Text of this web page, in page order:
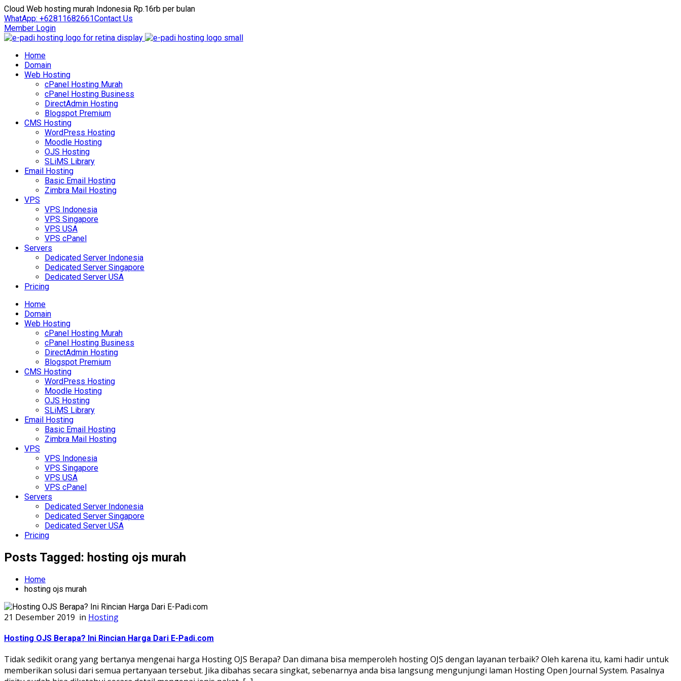
Cloud Web hosting murah Indonesia Rp.16rb per bulan
WhatApp: +62811682661Contact Us
Member Login
Home
Domain
Web Hosting
cPanel Hosting Murah
cPanel Hosting Business
DirectAdmin Hosting
Blogspot Premium
CMS Hosting
WordPress Hosting
Moodle Hosting
OJS Hosting
SLiMS Library
Email Hosting
Basic Email Hosting
Zimbra Mail Hosting
VPS
VPS Indonesia
VPS Singapore
VPS USA
VPS cPanel
Servers
Dedicated Server Indonesia
Dedicated Server Singapore
Dedicated Server USA
Pricing
Home
Domain
Web Hosting
cPanel Hosting Murah
cPanel Hosting Business
DirectAdmin Hosting
Blogspot Premium
CMS Hosting
WordPress Hosting
Moodle Hosting
OJS Hosting
SLiMS Library
Email Hosting
Basic Email Hosting
Zimbra Mail Hosting
VPS
VPS Indonesia
VPS Singapore
VPS USA
VPS cPanel
Servers
Dedicated Server Indonesia
Dedicated Server Singapore
Dedicated Server USA
Pricing
Posts Tagged: hosting ojs murah
Home
hosting ojs murah
21 Desember 2019 in Hosting
Hosting OJS Berapa? Ini Rincian Harga Dari E-Padi.com
Tidak sedikit orang yang bertanya mengenai harga Hosting OJS Berapa? Dan dimana bisa memperoleh hosting OJS dengan layanan terbaik? Oleh karena itu, kami hadir untuk
memberikan solusi dari semua pertanyaan tersebut. Jika dibahas secara singkat, sebenarnya anda bisa langsung mengunjungi laman Hosting Open Journal System. Pasalnya